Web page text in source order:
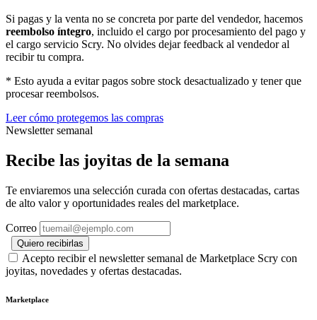
Si pagas y la venta no se concreta por parte del vendedor, hacemos
reembolso íntegro, incluido el cargo por procesamiento del pago y
el cargo servicio Scry. No olvides dejar feedback al vendedor al
recibir tu compra.
* Esto ayuda a evitar pagos sobre stock desactualizado y tener que
procesar reembolsos.
Leer cómo protegemos las compras
Newsletter semanal
Recibe las joyitas de la semana
Te enviaremos una selección curada con ofertas destacadas, cartas
de alto valor y oportunidades reales del marketplace.
Correo
Quiero recibirlas
Acepto recibir el newsletter semanal de Marketplace Scry con
joyitas, novedades y ofertas destacadas.
Marketplace